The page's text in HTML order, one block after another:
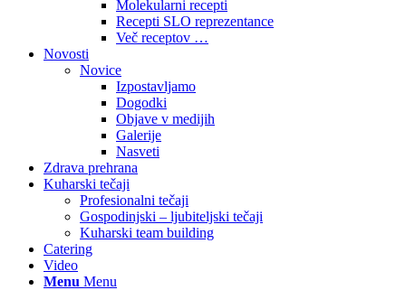
Molekularni recepti
Recepti SLO reprezentance
Več receptov …
Novosti
Novice
Izpostavljamo
Dogodki
Objave v medijih
Galerije
Nasveti
Zdrava prehrana
Kuharski tečaji
Profesionalni tečaji
Gospodinjski – ljubiteljski tečaji
Kuharski team building
Catering
Video
Menu Menu